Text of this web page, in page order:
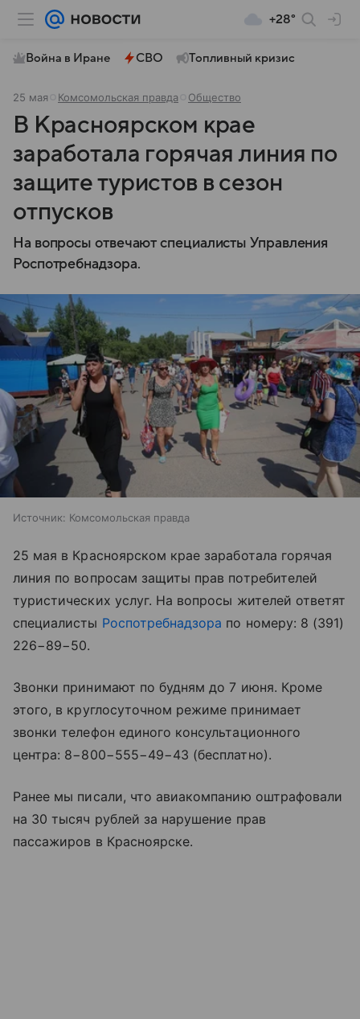
+28°
Война в Иране СВО Топливный кризис
25 мая Комсомольская правда Общество
В Красноярском крае
заработала горячая линия по
защите туристов в сезон
отпусков
На вопросы отвечают специалисты Управления
Роспотребнадзора.
Источник: Комсомольская правда
25 мая в Красноярском крае заработала горячая
линия по вопросам защиты прав потребителей
туристических услуг. На вопросы жителей ответят
специалисты Роспотребнадзора по номеру: 8 (391)
226−89−50.
Звонки принимают по будням до 7 июня. Кроме
этого, в круглосуточном режиме принимает
звонки телефон единого консультационного
центра: 8−800−555−49−43 (бесплатно).
Ранее мы писали, что авиакомпанию оштрафовали
на 30 тысяч рублей за нарушение прав
пассажиров в Красноярске.